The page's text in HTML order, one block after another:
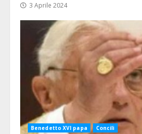
3 Aprile 2024
Benedetto XVI papa
Concili